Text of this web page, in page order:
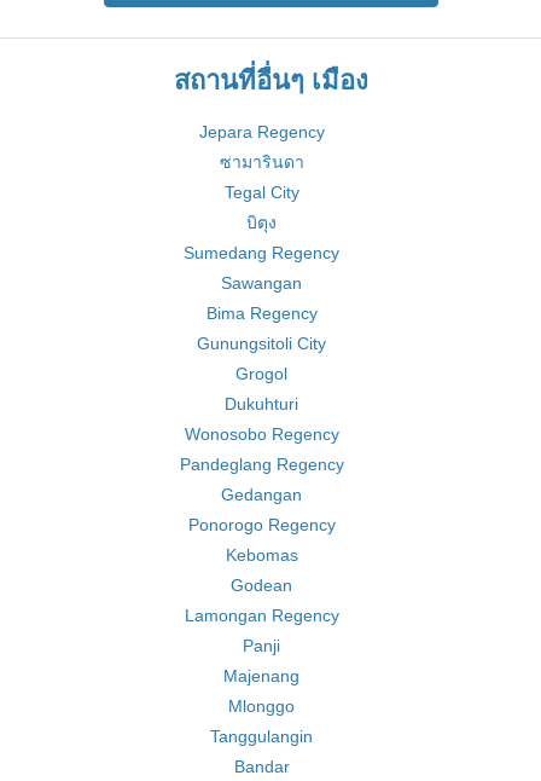
สถานที่อื่นๆ เมือง
Jepara Regency
ซามารินดา
Tegal City
บิตุง
Sumedang Regency
Sawangan
Bima Regency
Gunungsitoli City
Grogol
Dukuhturi
Wonosobo Regency
Pandeglang Regency
Gedangan
Ponorogo Regency
Kebomas
Godean
Lamongan Regency
Panji
Majenang
Mlonggo
Tanggulangin
Bandar